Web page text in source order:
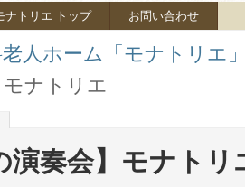
ナトリエ トップ お問い合わせ
人ホーム「モナトリエ
ナトリエ
演奏会】モナトリ